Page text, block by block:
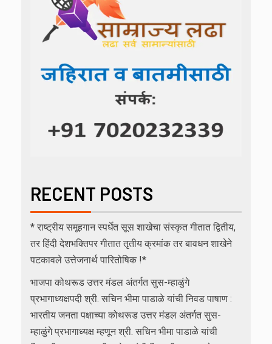
RECENT POSTS
* राष्ट्रीय समूहगान स्पर्धेत सूस शाखेचा संस्कृत गीतात द्वितीय,
तर हिंदी देशभक्तिपर गीतात तृतीय क्रमांक तर बावधन शाखेने
पटकावले उत्तेजनार्थ पारितोषिक !*
भाजपा कोथरूड उत्तर मंडल अंतर्गत सुस-म्हाळुंगे
प्रभागाध्यक्षपदी श्री. सचिन भीमा पाडाळे यांची निवड पाषाण :
भारतीय जनता पक्षाच्या कोथरूड उत्तर मंडल अंतर्गत सुस-
म्हाळुंगे प्रभागाध्यक्ष म्हणून श्री. सचिन भीमा पाडाळे यांची